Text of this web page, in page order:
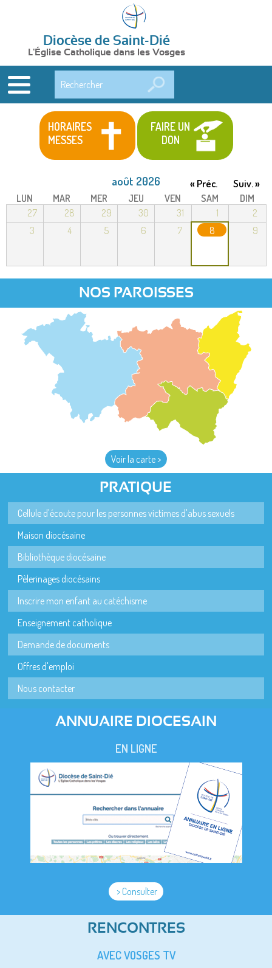
Diocèse de Saint-Dié
L'Église Catholique dans les Vosges
HORAIRES
MESSES
FAIRE UN
DON
août 2026 « Préc. Suiv. »
LUN MAR MER JEU VEN SAM
DIM
27
28 29 30 31 1
2
3
4 5 6 7 8 9
NOS PAROISSES
Voir la carte >
PRATIQUE
Cellule d'écoute pour les personnes victimes d'abus sexuels
Maison diocésaine
Bibliothèque diocésaine
Pèlerinages diocésains
Inscrire mon enfant au catéchisme
Enseignement catholique
Demande de documents
Offres d'emploi
Nous contacter
ANNUAIRE DIOCESAIN
EN LIGNE
> Consulter
RENCONTRES
AVEC VOSGES TV